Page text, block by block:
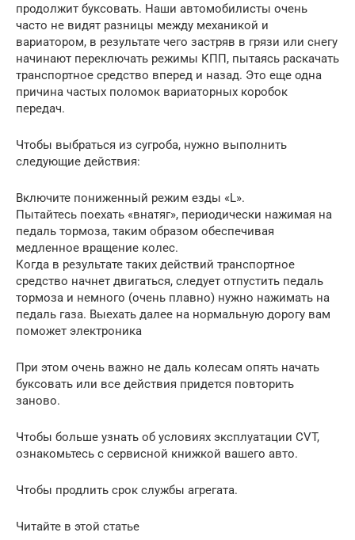
продолжит буксовать. Наши автомобилисты очень
часто не видят разницы между механикой и
вариатором, в результате чего застряв в грязи или снегу
начинают переключать режимы КПП, пытаясь раскачать
транспортное средство вперед и назад. Это еще одна
причина частых поломок вариаторных коробок
передач.
Чтобы выбраться из сугроба, нужно выполнить
следующие действия:
Включите пониженный режим езды «L».
Пытайтесь поехать «внатяг», периодически нажимая на
педаль тормоза, таким образом обеспечивая
медленное вращение колес.
Когда в результате таких действий транспортное
средство начнет двигаться, следует отпустить педаль
тормоза и немного (очень плавно) нужно нажимать на
педаль газа. Выехать далее на нормальную дорогу вам
поможет электроника
При этом очень важно не даль колесам опять начать
буксовать или все действия придется повторить
заново.
Чтобы больше узнать об условиях эксплуатации CVT,
ознакомьтесь с сервисной книжкой вашего авто.
Чтобы продлить срок службы агрегата.
Читайте в этой статье